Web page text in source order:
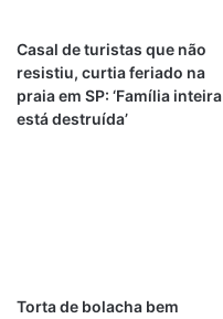
Casal de turistas que não
resistiu, curtia feriado na
praia em SP: ‘Família inteira
está destruída’
Torta de bolacha bem